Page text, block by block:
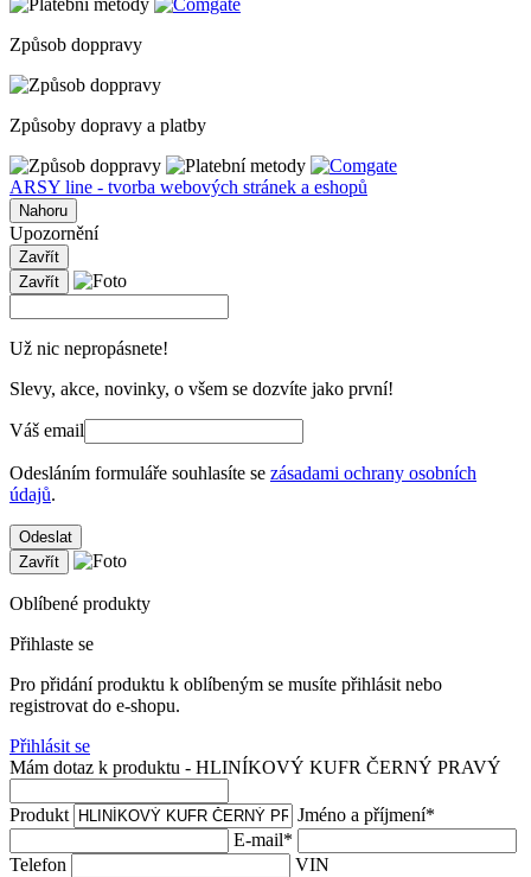
Způsob doppravy
Způsoby dopravy a platby
ARSY line - tvorba webových stránek a eshopů
Nahoru
Upozornění
Zavřít
Zavřít
Už nic nepropásnete!
Slevy, akce, novinky, o všem se dozvíte jako první!
Váš email
Odesláním formuláře souhlasíte se zásadami ochrany osobních
údajů.
Odeslat
Zavřít
Oblíbené produkty
Přihlaste se
Pro přidání produktu k oblíbeným se musíte přihlásit nebo
registrovat do e-shopu.
Přihlásit se
Mám dotaz k produktu - HLINÍKOVÝ KUFR ČERNÝ PRAVÝ
Produkt Jméno a příjmení*
E-mail*
Telefon
VIN